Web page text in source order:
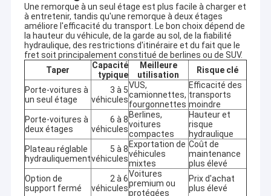
Une remorque à un seul étage est plus facile à charger et
à entretenir, tandis qu'une remorque à deux étages
améliore l'efficacité du transport. Le bon choix dépend de
la hauteur du véhicule, de la garde au sol, de la fiabilité
hydraulique, des restrictions d'itinéraire et du fait que le
fret soit principalement constitué de berlines ou de SUV.
Taper
Capacité
typique
Meilleure
utilisation
Risque clé
Porte-voitures à
un seul étage
3 à 5
véhicules
VUS,
camionnettes,
fourgonnettes
Efficacité des
transports
moindre
Porte-voitures à
deux étages
6 à 8
véhicules
Berlines,
voitures
compactes
Hauteur et
risque
hydraulique
Plateau réglable
hydrauliquement
5 à 8
véhicules
Exportation de
véhicules
mixtes
Coût de
maintenance
plus élevé
Option de
support fermé
2 à 6
véhicules
Voitures
premium ou
protégées
Prix ​​d'achat
plus élevé